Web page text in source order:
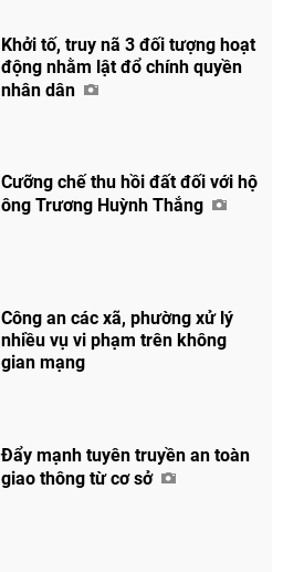
Facebook
Khởi tố, truy nã 3 đối tượng hoạt
động nhằm lật đổ chính quyền
nhân dân
Cưỡng chế thu hồi đất đối với hộ
ông Trương Huỳnh Thắng
Công an các xã, phường xử lý
nhiều vụ vi phạm trên không
gian mạng
Đẩy mạnh tuyên truyền an toàn
giao thông từ cơ sở